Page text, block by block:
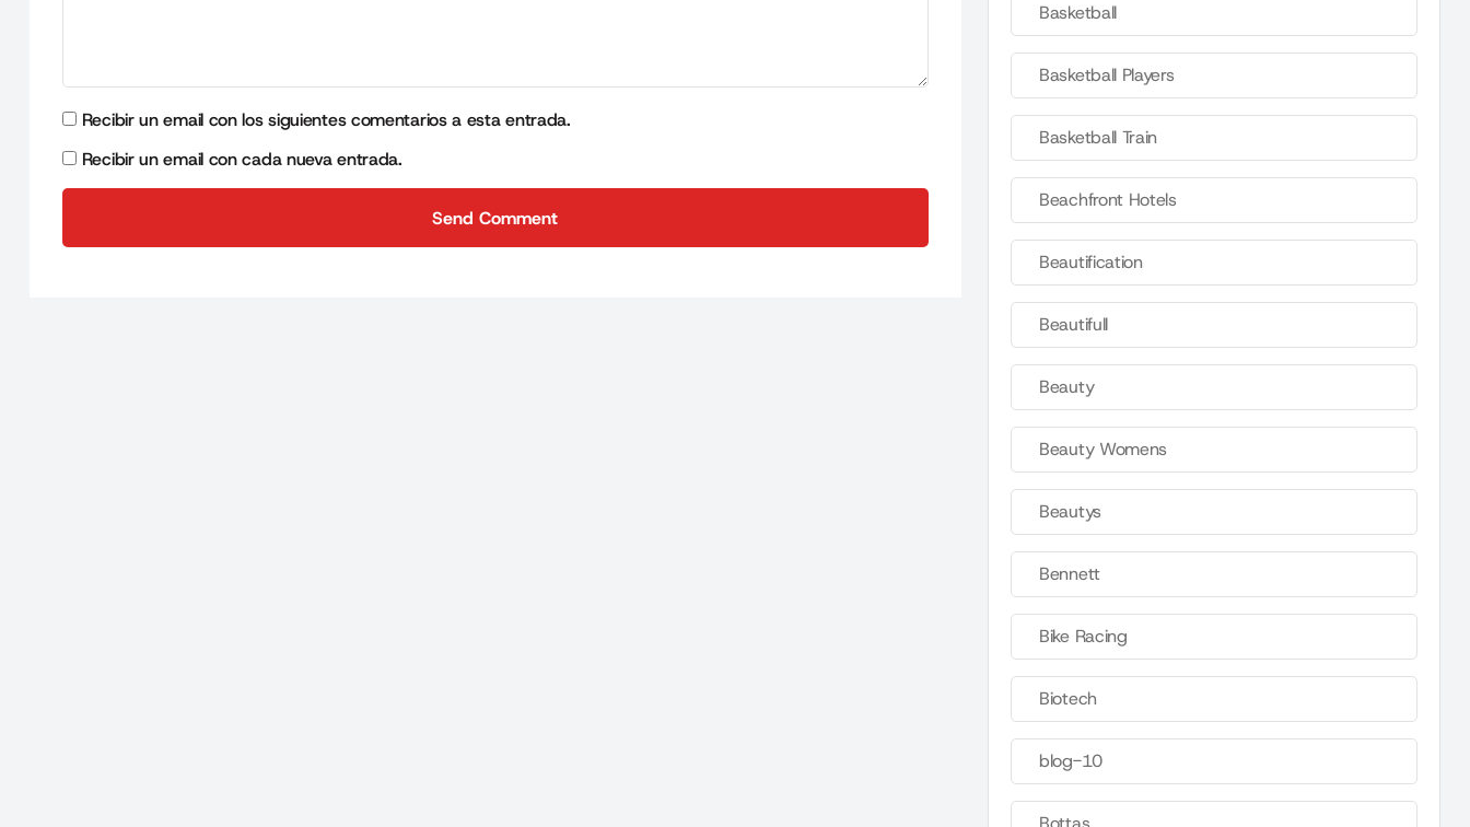
Recibir un email con los siguientes comentarios a esta entrada.
Recibir un email con cada nueva entrada.
Send Comment
Basketball
Basketball Players
Basketball Train
Beachfront Hotels
Beautification
Beautifull
Beauty
Beauty Womens
Beautys
Bennett
Bike Racing
Biotech
blog-10